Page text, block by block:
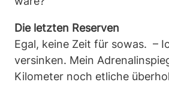
Die letzten Reserven
Egal, keine Zeit für sowas. –
versinken. Mein
Kilometer noch etliche